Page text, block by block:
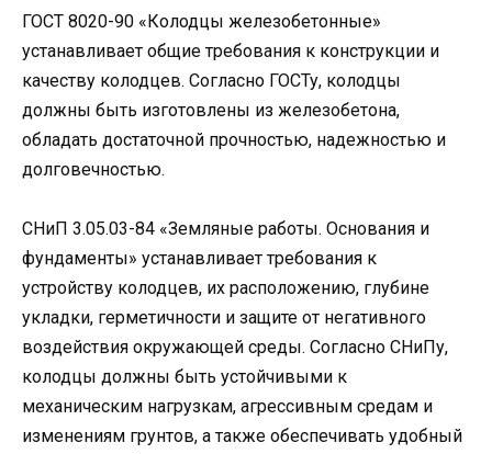
ГОСТ 8020-90 «Колодцы железобетонные»
устанавливает общие требования к конструкции и
качеству колодцев. Согласно ГОСТу, колодцы
должны быть изготовлены из железобетона,
обладать достаточной прочностью, надежностью и
долговечностью.
СНиП 3.05.03-84 «Земляные работы. Основания и
фундаменты» устанавливает требования к
устройству колодцев, их расположению, глубине
укладки, герметичности и защите от негативного
воздействия окружающей среды. Согласно СНиПу,
колодцы должны быть устойчивыми к
механическим нагрузкам, агрессивным средам и
изменениям грунтов, а также обеспечивать удобный